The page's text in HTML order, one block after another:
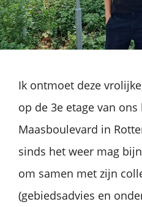
Ik ontmoet deze
op de 3e etage van
Maasboulevard in
sinds het weer mag
om samen met zijn
(gebiedsadvies en